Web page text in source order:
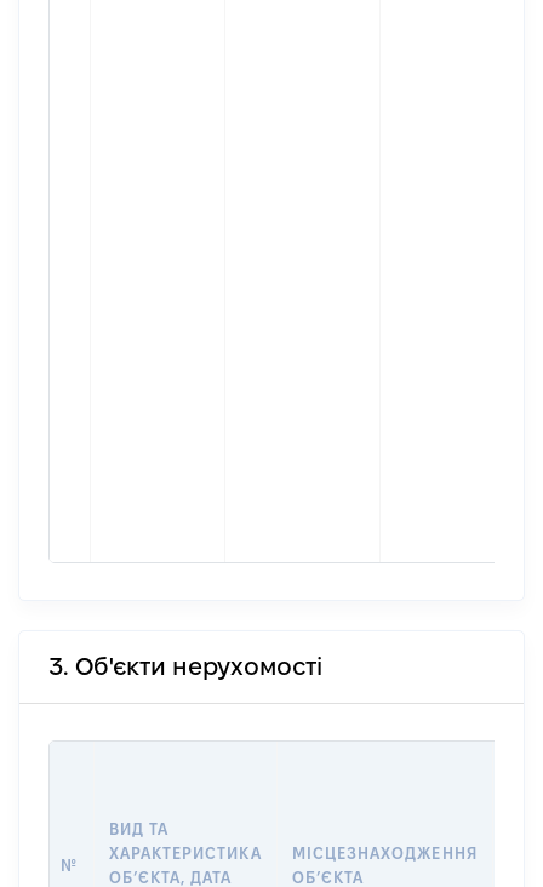
3. Об'єкти нерухомості
№
ВИД ТА
ХАРАКТЕРИСТИКА
ОБʼЄКТА, ДАТА
МІСЦЕЗНАХОДЖЕННЯ
ОБʼЄКТА